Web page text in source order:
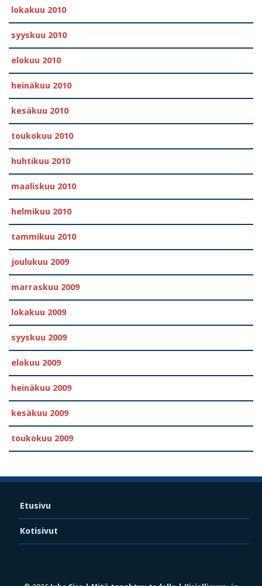
lokakuu 2010
syyskuu 2010
elokuu 2010
heinäkuu 2010
kesäkuu 2010
toukokuu 2010
huhtikuu 2010
maaliskuu 2010
helmikuu 2010
tammikuu 2010
joulukuu 2009
marraskuu 2009
lokakuu 2009
syyskuu 2009
elokuu 2009
heinäkuu 2009
kesäkuu 2009
toukokuu 2009
Etusivu
Kotisivut